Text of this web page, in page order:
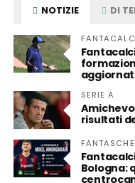
NOTIZIE DI
SERIE A
risultati
Bologna: